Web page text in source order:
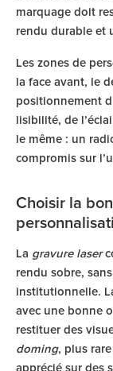
marquage doit
rendu durable et
Les zones de
la face avant, le
positionnement
lisibilité, de
le même : un
compromis sur
Choisir la
La gravure laser
rendu sobre,
institutionnelle.
avec une bonne
restituer des
doming, plus
apprécié sur des